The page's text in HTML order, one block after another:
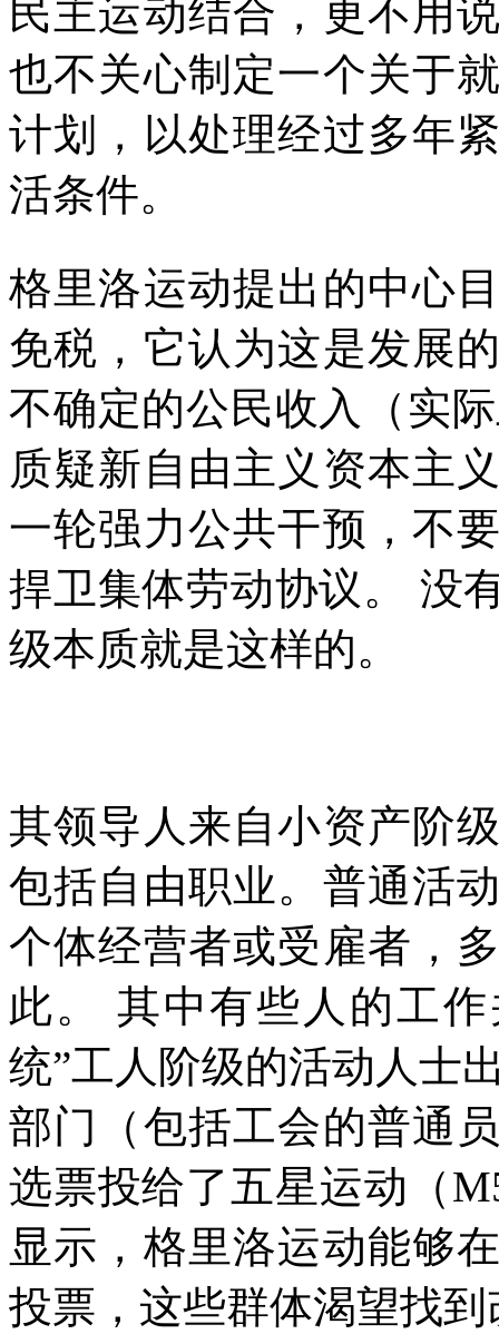
民主运动结合，更不用
也不关心制定一个关于
计划，以处理经过多年
活条件。
格里洛运动提出的中心
免税，它认为这是发展
不确定的公民收入（实
质疑新自由主义资本主
一轮强力公共干预，不
捍卫集体劳动协议。
没
级本质就是这样的。
其领导人来自小资产阶
包括自由职业。普通活
个体经营者或受雇者，
此。
其中有些人的工
统”工人阶级的活动人士
部门（包括工会的普通
选票投给了五星运动（
显示，格里洛运动能够
投票，这些群体渴望找